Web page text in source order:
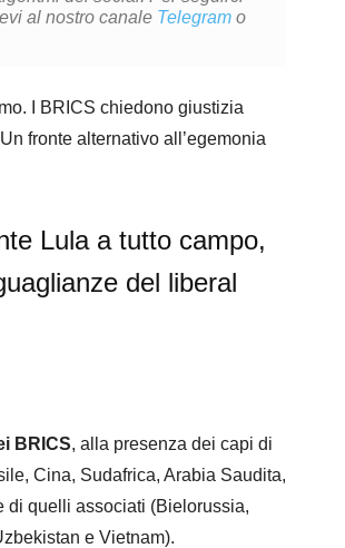
al nostro canale Telegram o
I BRICS chiedono giustizia
fronte alternativo all’egemonia
Lula a tutto campo,
del liberal
BRICS, alla presenza dei capi di
Cina, Sudafrica, Arabia Saudita,
di quelli associati (Bielorussia,
e Vietnam).